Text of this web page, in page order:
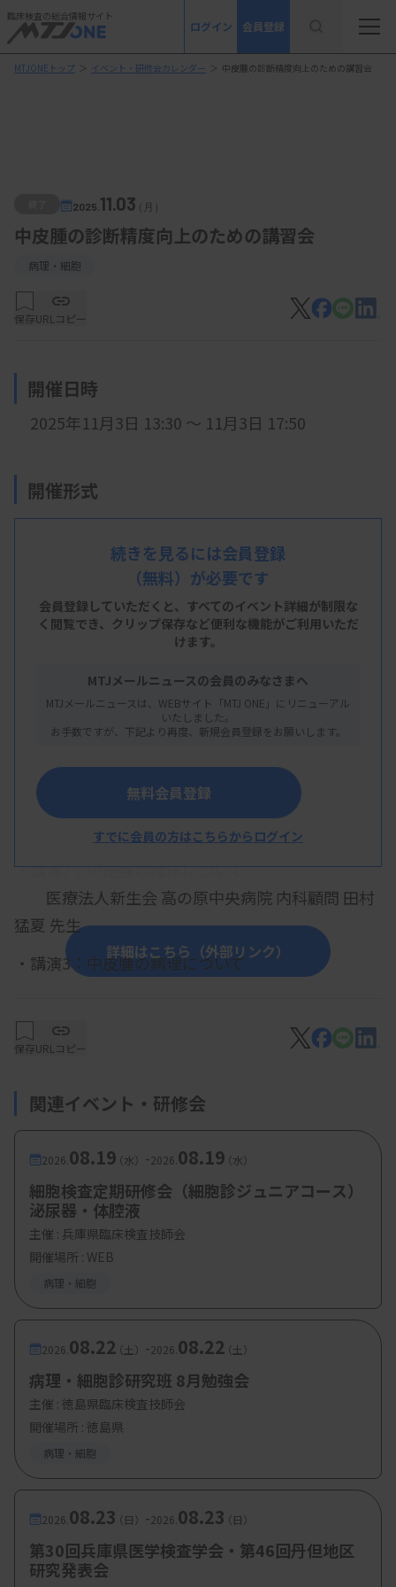
臨床検査の総合情報サイト
ログイン 会員登録
MTJONEトップ ＞ イベント・研修会カレンダー ＞ 中皮腫の診断精度向上のための講習会
2025. 11.03（月）
中皮腫の診断精度向上のための講習会
病理・細胞
保存URLコピー
開催日時
2025年11月3日 13:30 ～ 11月3日 17:50
開催形式
LIVE配信
主 催
環境省
概 要
・講演1：石綿健康被害救済制度について
環境省 石綿健康被害対策室 山口 理佐
・講演2：中皮腫の臨床について
医療法人新生会 高の原中央病院 内科顧問 田村
猛夏 先生
・講演3：中皮腫の病理について
部長 岡 輝明 先生
・講演4：中皮腫の細胞診断について
断部長 亀井 敏昭 先生
・講演5：症例紹介1
公益財団法人結核予防会 複十字病院 病理診断
部長 岡 輝明 先生
・講演６：症例紹介2
PCL 福岡病理・細胞診センター所長 兼 細胞診
断部長 亀井 敏昭 先生
・質疑応答（10分）
【参加費・定員など】
・参加費：無料
・定員：400名
詳細はこちら（外部リンク）
続きを見るには会員登録
（無料）が必要です
会員登録していただくと、すべてのイベント詳細が制限な
く閲覧でき、 クリップ保存など便利な機能がご利用いただ
けます。
MTJメールニュースの会員のみなさまへ
MTJメールニュースは、WEBサイト「MTJ ONE」にリニューアル
いたしました。
お手数ですが、下記より再度、新規会員登録をお願いします。
無料会員登録
すでに会員の方はこちらからログイン
保存URLコピー
関連イベント・研修会
2026. 08.19（水） -2026. 08.19（水）
細胞検査定期研修会（細胞診ジュニアコース）
泌尿器・体腔液
主催 : 兵庫県臨床検査技師会
開催場所 : WEB
病理・細胞
2026. 08.22（土） -2026. 08.22（土）
病理・細胞診研究班 8月勉強会
主催 : 徳島県臨床検査技師会
開催場所 : 徳島県
病理・細胞
2026. 08.23（日） -2026. 08.23（日）
第30回兵庫県医学検査学会・第46回丹但地区
研究発表会